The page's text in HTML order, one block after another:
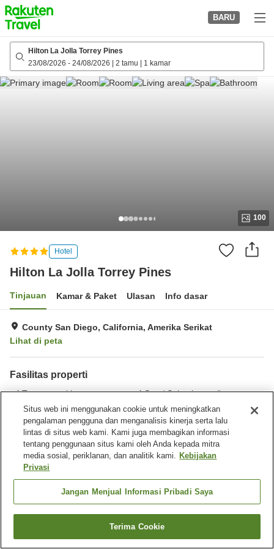
to
top
page
BARU
Hilton La Jolla Torrey Pines
23/08/2026 - 24/08/2026 2 tamu 1 kamar
100
Hotel
Hilton La Jolla Torrey Pines
Tinjauan Kamar & Paket Ulasan Info dasar
County San Diego, California, Amerika Serikat
Lihat di peta
Fasilitas properti
Tempat parkir
Spa / Salon kecantikan
Restoran
Laundry
Beranda Amerika Serikat California
County San Diego
San Diego
Hilton La Jolla Torrey Pines
Cari kamar
Situs web ini menggunakan cookie untuk meningkatkan
pengalaman pengguna dan menganalisis kinerja serta lalu
lintas di situs web kami. Kami juga membagikan informasi
tentang penggunaan situs kami oleh Anda kepada mitra
media sosial, periklanan, dan analitik kami. Kebijakan
Privasi
Jangan Menjual Informasi Pribadi Saya
Terima Cookie